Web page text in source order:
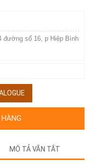
đường số 16, p Hiệp Bình
MÔ TẢ VẮN TẮT